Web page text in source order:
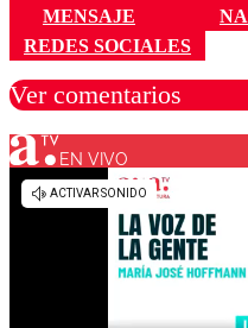
MENSAJE
REDES SOCIALES
Ver comentarios
Los comentarios son
EN VIVO